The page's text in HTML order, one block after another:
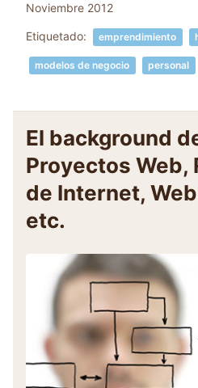
Noviembre 2012
Etiquetado: emprendimiento
modelos de negocio personal
El background
Proyectos Web,
de Internet,
etc.